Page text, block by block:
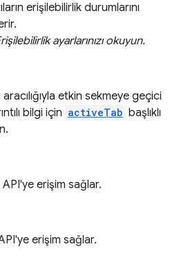
erişilebilirlik durumlarını
ayarlarınızı okuyun.
aracılığıyla etkin sekmeye geçici
bilgi için activeTab başlıklı
API'ye erişim sağlar.
erişim sağlar.